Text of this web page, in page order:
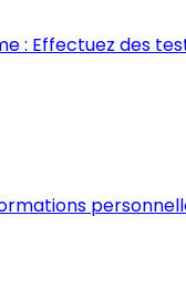
: Effectuez des